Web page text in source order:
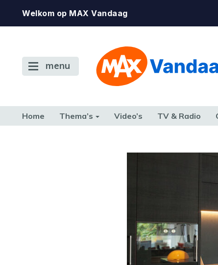
Welkom op MAX Vandaag
menu
Home Thema’s Video’s TV & Radio